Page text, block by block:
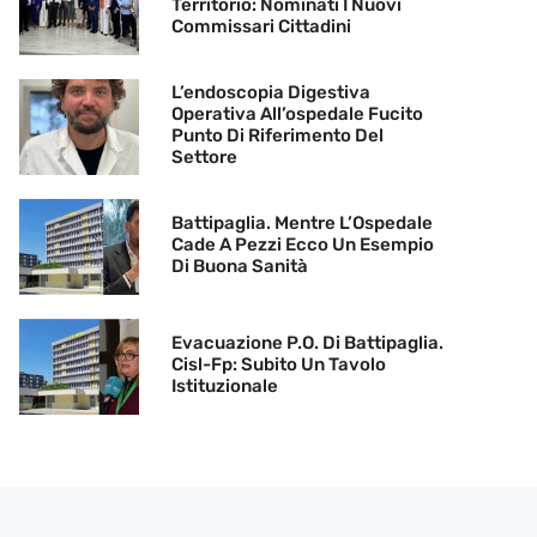
Territorio: Nominati I Nuovi
Commissari Cittadini
L’endoscopia Digestiva
Operativa All’ospedale Fucito
Punto Di Riferimento Del
Settore
Battipaglia. Mentre L’Ospedale
Cade A Pezzi Ecco Un Esempio
Di Buona Sanità
Evacuazione P.O. Di Battipaglia.
Cisl-Fp: Subito Un Tavolo
Istituzionale